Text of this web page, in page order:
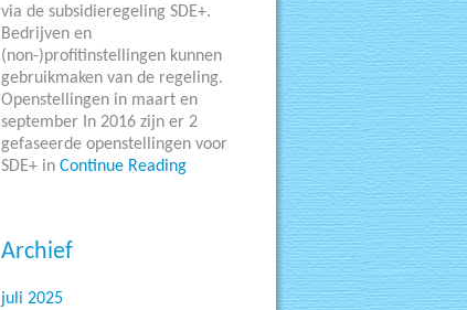
via de subsidieregeling SDE+.
Bedrijven en
(non-)profitinstellingen kunnen
gebruikmaken van de regeling.
Openstellingen in maart en
september In 2016 zijn er 2
gefaseerde openstellingen voor
SDE+ in Continue Reading
Archief
juli 2025